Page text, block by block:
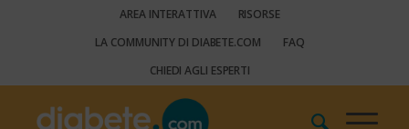
AREA INTERATTIVA
RISORSE
LA COMMUNITY DI DIABETE.COM
FAQ
CHIEDI AGLI ESPERTI